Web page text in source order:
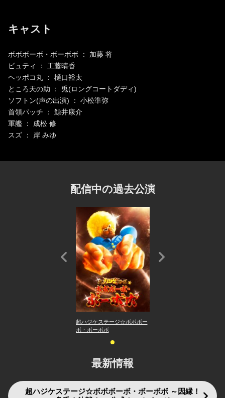
キャスト
ボボボーボ・ボーボボ ： 加藤 将
ビュティ ： 工藤晴香
ヘッポコ丸 ： 樋口裕太
ところ天の助 ： 兎(ロングコートダディ)
ソフトン(声の出演) ： 小松準弥
首領パッチ ： 鯨井康介
軍艦 ： 成松 修
スズ ： 岸 みゆ
配信中の過去公演
超ハジケステージ☆ボボボー
ボ・ボーボボ
最新情報
超ハジケステージ☆ボボボーボ・ボーボボ ～因縁！